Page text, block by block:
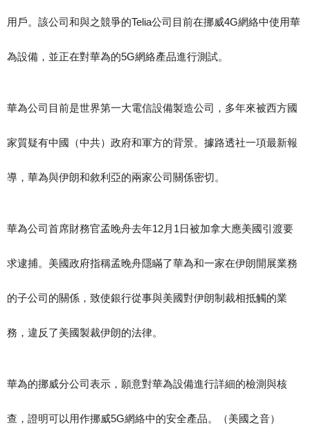
用戶。該公司和與之競爭的Telia公司目前在挪威4G網絡中使用華
為設備，並正在對華為的5G網絡產品進行測試。
華為公司目前是世界第一大電信設備製造公司，多年來被西方國
家質疑有中國（中共）政府和軍方的背景。據路透社一項最新報
導，華為與伊朗和敘利亞的兩家公司關係密切。
華為公司首席財務官孟晚舟去年12月1日被加拿大應美國引渡要
求逮捕。美國政府指稱孟晚舟隱瞞了華為和一家在伊朗開展業務
的子公司的關係，致使銀行從事與美國對伊朗制裁相抵觸的業
務，違反了美國製裁伊朗的法律。
華為的挪威分公司表示，願意對華為設備進行詳細的檢測與核
查，證明可以用作挪威5G網絡中的安全產品。（美國之音）